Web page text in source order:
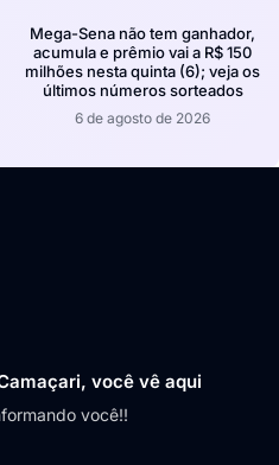
Mega-Sena não tem ganhador,
acumula e prêmio vai a R$ 150
milhões nesta quinta (6); veja os
últimos números sorteados
6 de agosto de 2026
você vê aqui
você!!